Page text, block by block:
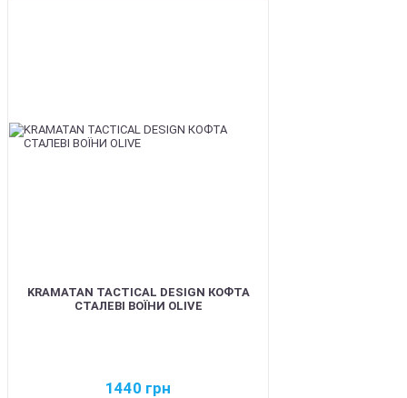
KRAMATAN TACTICAL DESIGN КОФТА
СТАЛЕВІ ВОЇНИ OLIVE
1440 грн